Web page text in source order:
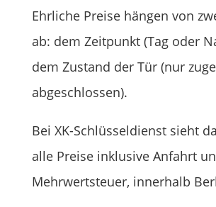
Ehrliche Preise hängen von
ab: dem Zeitpunkt (Tag oder
dem Zustand der Tür (nur
abgeschlossen).
Bei XK-Schlüsseldienst sieht
alle Preise inklusive Anfahrt
Mehrwertsteuer, innerhalb